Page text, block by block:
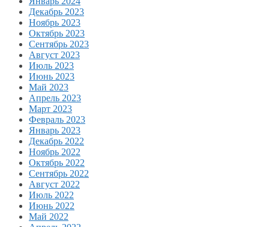
Декабрь 2023
Ноябрь 2023
Октябрь 2023
Сентябрь 2023
Август 2023
Июль 2023
Июнь 2023
Май 2023
Апрель 2023
Март 2023
Февраль 2023
Январь 2023
Декабрь 2022
Ноябрь 2022
Октябрь 2022
Сентябрь 2022
Август 2022
Июль 2022
Июнь 2022
Май 2022